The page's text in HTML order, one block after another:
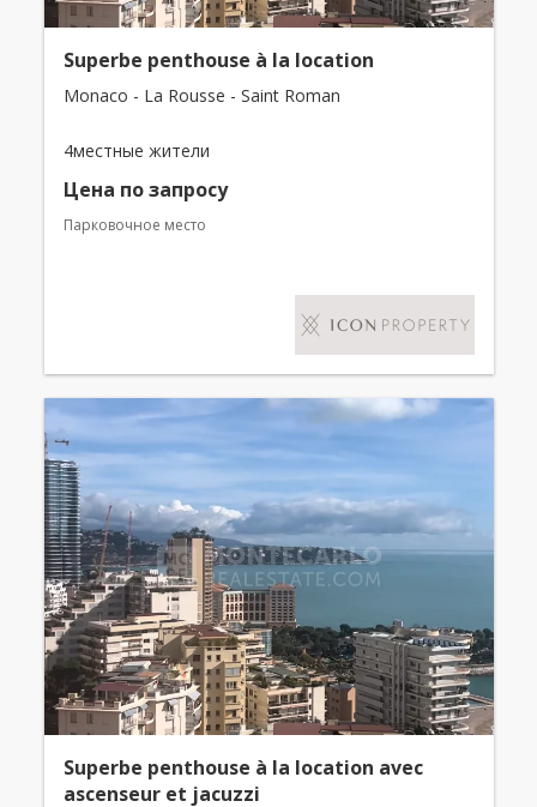
Superbe penthouse à la location
Monaco - La Rousse - Saint Roman
4местные жители
Цена по запросу
Парковочное место
Superbe penthouse à la location avec
ascenseur et jacuzzi